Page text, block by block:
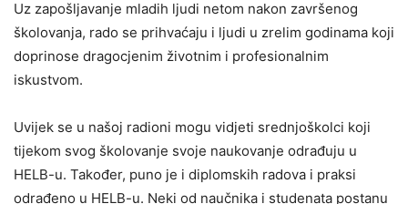
Uz zapošljavanje mladih ljudi netom nakon završenog
školovanja, rado se prihvaćaju i ljudi u zrelim godinama koji
doprinose dragocjenim životnim i profesionalnim
iskustvom.
Uvijek se u našoj radioni mogu vidjeti srednjoškolci koji
tijekom svog školovanje svoje naukovanje odrađuju u
HELB-u. Također, puno je i diplomskih radova i praksi
odrađeno u HELB-u. Neki od naučnika i studenata postanu